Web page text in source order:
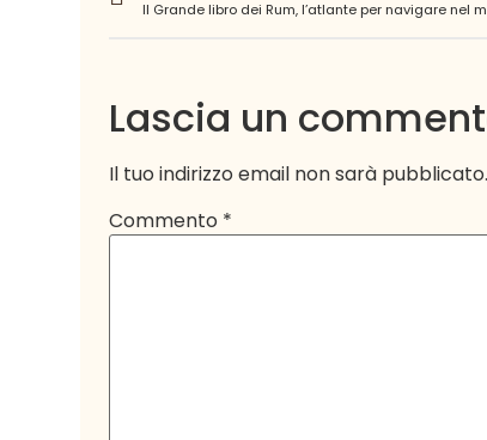
Lascia un
Il tuo indirizzo email non sarà pubblicato.
Commento *